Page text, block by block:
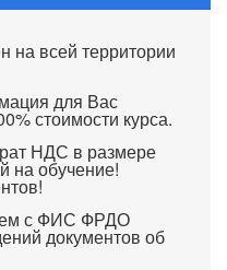
на всей территории
для Вас
стоимости курса.
НДС в размере
на обучение!
с ФИС ФРДО
документов об